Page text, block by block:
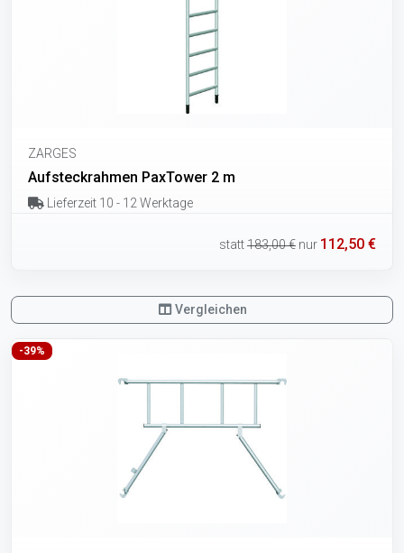
ZARGES
Aufsteckrahmen PaxTower 2 m
Lieferzeit 10 - 12 Werktage
statt183,00 € nur 112,50 €
Vergleichen
-39%